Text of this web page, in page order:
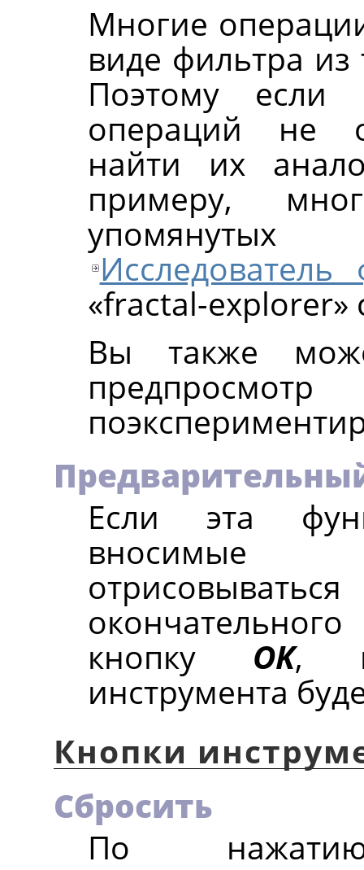
Многие
виде фильтра
Поэтому если
операций не
найти их
примеру,
Исследователь
«fractal-explorer»
Вы также
Если эта
вносимые
кнопку OK,
инструмента
Кнопки
Сбросить
По